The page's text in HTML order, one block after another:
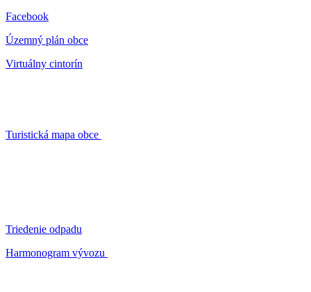
Facebook
Územný plán obce
Virtuálny cintorín
Turistická mapa obce
Triedenie odpadu
Harmonogram vývozu